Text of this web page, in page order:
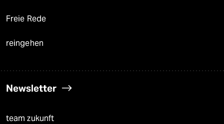
Freie Rede
reingehen
Newsletter
team zukunft